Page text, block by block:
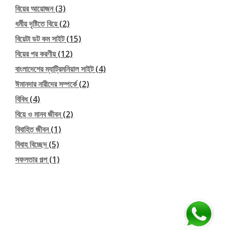
বিয়ের আয়োজন(3)
ধর্মীয় দৃষ্টিতে বিয়ে(2)
বিয়েটা ডট কম সাইট(15)
বিয়ের পর করণীয়(12)
বাংলাদেশের ম্যাট্রিমনিয়াল সাইট(4)
ঈমানদার নারীদের সম্পর্কে(2)
বিবিধ(4)
বিয়ে ও মানব জীবন(2)
বিবাহিত জীবন(1)
বিবাহ বিচ্ছেদ(5)
সফলতার গল্প(1)